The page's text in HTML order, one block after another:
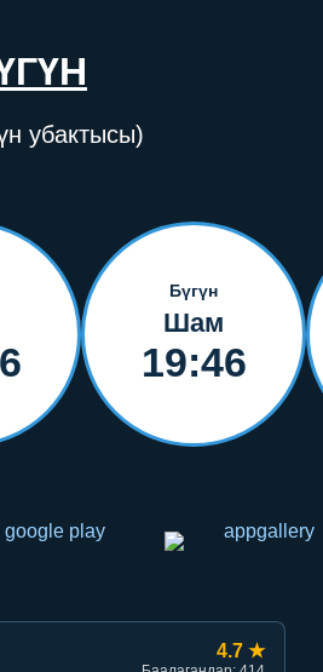
убактысы)
Бүгүн
Шам
19:46
4.7 ★